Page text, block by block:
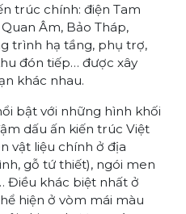
trúc chính: điện Tam
Âm, Bảo Tháp,
trình hạ tầng, phụ trợ,
đón tiếp… được xây
khác nhau.
bật với những hình khối
dấu ấn kiến trúc Việt
vật liệu chính ở địa
gỗ tứ thiết), ngói men
Điều khác biệt nhất ở
hiện ở vòm mái màu